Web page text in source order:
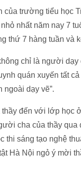
của trường tiểu học
nhất năm nay 7
thứ 7 hàng tuần và
chỉ là người
quán xuyến tất
ngoài dạy vẽ”.
đến với lớp học
cha của thầy
thi sáng tạo nghệ
Hà Nội ngỏ ý mời